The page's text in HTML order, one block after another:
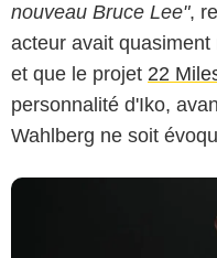
nouveau Bruce Lee",
acteur avait
et que le projet 22
personnalité d'Iko,
Wahlberg ne soit